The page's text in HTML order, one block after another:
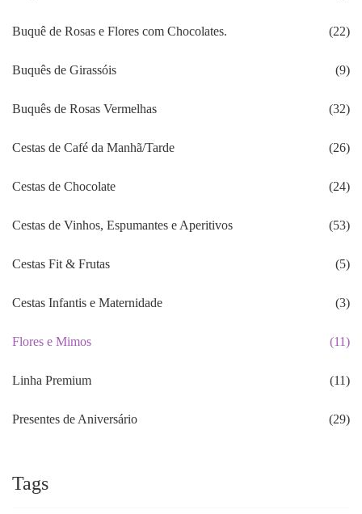
Buquê de Rosas e Flores com Chocolates. (22)
Buquês de Girassóis (9)
Buquês de Rosas Vermelhas (32)
Cestas de Café da Manhã/Tarde (26)
Cestas de Chocolate (24)
Cestas de Vinhos, Espumantes e Aperitivos (53)
Cestas Fit & Frutas (5)
Cestas Infantis e Maternidade (3)
Flores e Mimos (11)
Linha Premium (11)
Presentes de Aniversário (29)
Tags